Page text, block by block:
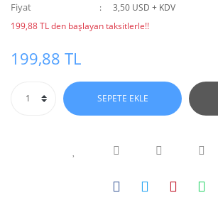
Fiyat
3,50 USD + KDV
199,88 TL den başlayan taksitlerle!!
199,88 TL
SEPETE EKLE